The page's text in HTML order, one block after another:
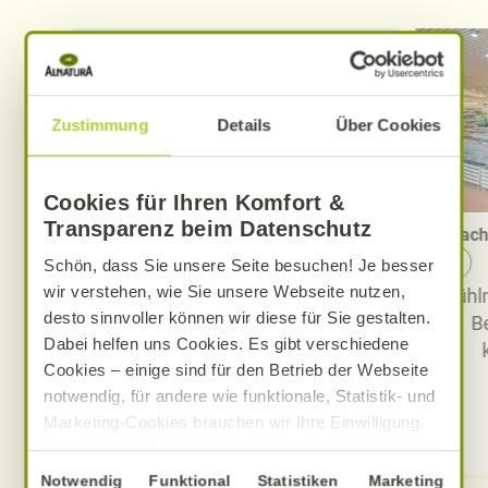
Zustimmung Details Über Cookies
Cookies für Ihren Komfort &
Transparenz beim Datenschutz
Schön, dass Sie unsere Seite besuchen! Je besser
wir verstehen, wie Sie unsere Webseite nutzen,
desto sinnvoller können wir diese für Sie gestalten.
Dabei helfen uns Cookies. Es gibt verschiedene
Cookies – einige sind für den Betrieb der Webseite
notwendig, für andere wie funktionale, Statistik- und
Marketing-Cookies brauchen wir Ihre Einwilligung.
Das optimale Nutzererlebnis erhalten Sie, wenn Sie
„Alle Cookies erlauben“ anklicken. Ihre Einwilligung
Einwilligungsauswahl
Notwendig Funktional Statistiken Marketing
PAYBACK bei Alnatura – alles im
Überblick
Alle Informationen rund um das
PAYBACK Programm bei
Alnatura: Sammeln – einlösen –
Karte bestellen und vieles mehr.
Jetzt PAYBACK bei Alnatura
entdecken